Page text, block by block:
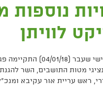
לוויתן
ביום חמישי
מטות התושבים, השר
ראש עריית אור עקיבא